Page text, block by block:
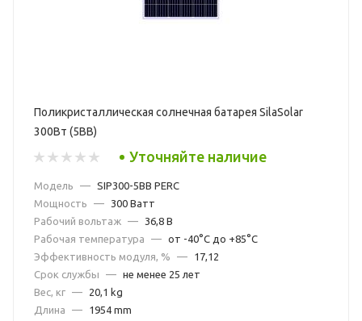
Поликристаллическая солнечная батарея SilaSolar
300Вт (5BB)
Уточняйте наличие
Модель — SIP300-5BB PERC
Мощность
—
300 Ватт
Рабочий вольтаж —
36,8 В
Рабочая температура
— от -40°С до +85°С
Эффективность модуля, %
—
17,12
Срок службы
— не менее 25 лет
Вес, кг —
20,1 kg
Длина
—
1954 mm